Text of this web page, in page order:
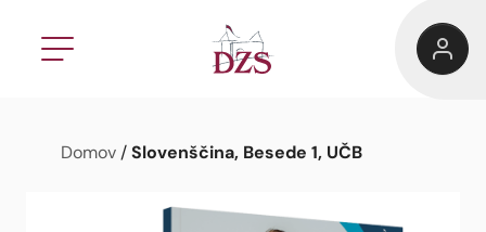
Domov / Slovenščina, Besede 1, UČB